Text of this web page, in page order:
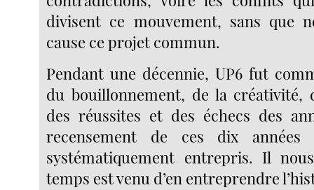
divisent ce mouvement, sans que
cause ce projet commun.
Pendant une décennie, UP6 fut
du bouillonnement, de la créativité,
des réussites et des échecs des
recensement de ces dix années
systématiquement entrepris. Il
temps est venu d’en entreprendre